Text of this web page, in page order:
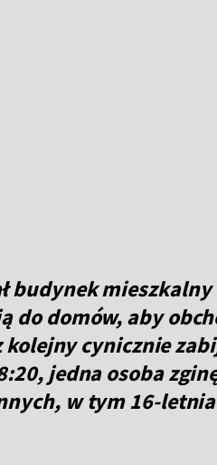
budynek
do domów, aby
cynicznie
jedna osoba
w tym 16-